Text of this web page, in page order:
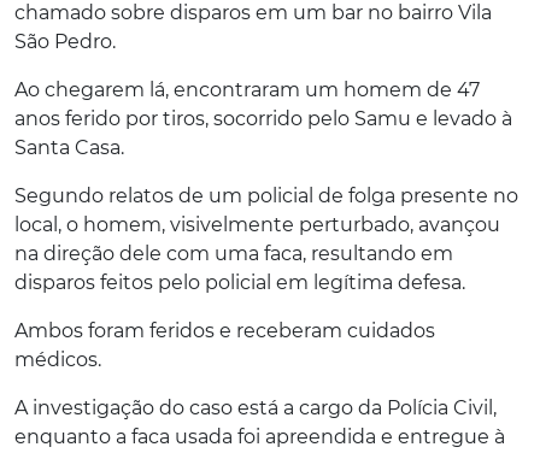
chamado sobre disparos em um bar no bairro Vila
São Pedro.
Ao chegarem lá, encontraram um homem de 47
anos ferido por tiros, socorrido pelo Samu e levado à
Santa Casa.
Segundo relatos de um policial de folga presente no
local, o homem, visivelmente perturbado, avançou
na direção dele com uma faca, resultando em
disparos feitos pelo policial em legítima defesa.
Ambos foram feridos e receberam cuidados
médicos.
A investigação do caso está a cargo da Polícia Civil,
enquanto a faca usada foi apreendida e entregue à